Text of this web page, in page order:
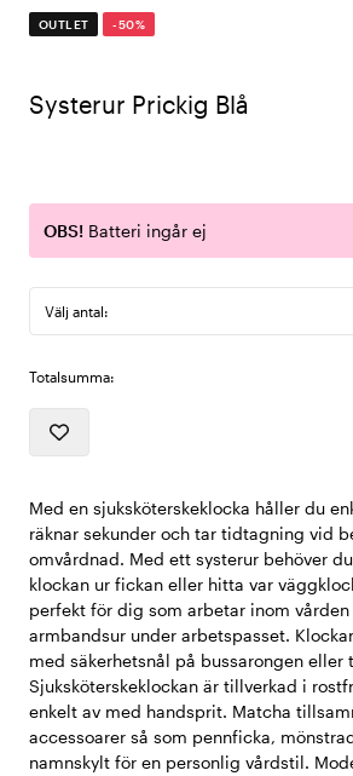
OUTLET -50%
Systerur Prickig Blå
OBS! Batteri ingår ej
Välj antal:
Totalsumma:
Med en sjuksköterskeklocka håller du
räknar sekunder och tar tidtagning vid
omvårdnad. Med ett systerur behöver
klockan ur fickan eller hitta var
perfekt för dig som arbetar inom
armbandsur under arbetspasset.
med säkerhetsnål på bussarongen eller
Sjuksköterskeklockan är tillverkad i
enkelt av med handsprit. Matcha
accessoarer så som pennficka,
namnskylt för en personlig vårdstil.